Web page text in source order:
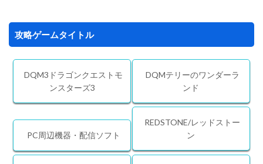
攻略ゲームタイトル
DQM3ドラゴンクエストモ
ンスターズ3
DQMテリーのワンダーラ
ンド
PC周辺機器・配信ソフト
REDSTONE/レッドストー
ン